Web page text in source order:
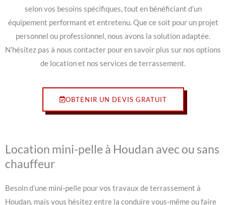
selon vos besoins spécifiques, tout en bénéficiant d’un
équipement performant et entretenu. Que ce soit pour un projet
personnel ou professionnel, nous avons la solution adaptée.
N’hésitez pas à nous contacter pour en savoir plus sur nos options
de location et nos services de terrassement.
OBTENIR UN DEVIS GRATUIT
Location mini-pelle à Houdan avec ou sans
chauffeur
Besoin d’une mini-pelle pour vos travaux de terrassement à
Houdan, mais vous hésitez entre la conduire vous-même ou faire